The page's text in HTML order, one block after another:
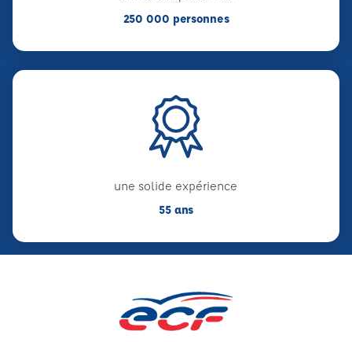
250 000 personnes
une solide expérience
55 ans